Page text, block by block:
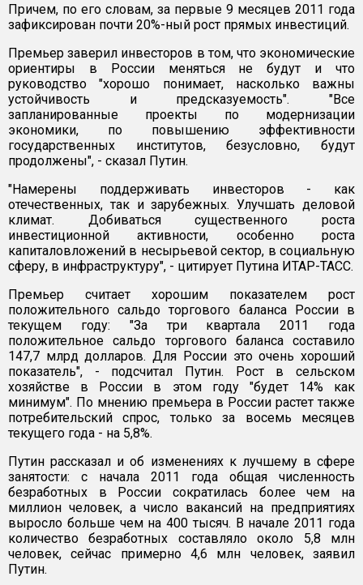
Причем, по его словам, за первые 9 месяцев 2011 года
зафиксирован почти 20%-ный рост прямых инвестиций.
Премьер заверил инвесторов в том, что экономические
ориентиры в России меняться не будут и что
руководство "хорошо понимает, насколько важны
устойчивость и предсказуемость". "Все
запланированные проекты по модернизации
экономики, по повышению эффективности
государственных институтов, безусловно, будут
продолжены", - сказал Путин.
"Намерены поддерживать инвесторов - как
отечественных, так и зарубежных. Улучшать деловой
климат. Добиваться существенного роста
инвестиционной активности, особенно роста
капиталовложений в несырьевой сектор, в социальную
сферу, в инфраструктуру", - цитирует Путина ИТАР-ТАСС.
Премьер считает хорошим показателем рост
положительного сальдо торгового баланса России в
текущем году: "За три квартала 2011 года
положительное сальдо торгового баланса составило
147,7 млрд долларов. Для России это очень хороший
показатель", - подсчитал Путин. Рост в сельском
хозяйстве в России в этом году "будет 14% как
минимум". По мнению премьера в России растет также
потребительский спрос, только за восемь месяцев
текущего года - на 5,8%.
Путин рассказал и об изменениях к лучшему в сфере
занятости: с начала 2011 года общая численность
безработных в России сократилась более чем на
миллион человек, а число вакансий на предприятиях
выросло больше чем на 400 тысяч. В начале 2011 года
количество безработных составляло около 5,8 млн
человек, сейчас примерно 4,6 млн человек, заявил
Путин.